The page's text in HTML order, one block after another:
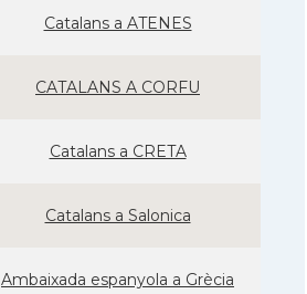
Catalans a ATENES
CATALANS A CORFU
Catalans a CRETA
Catalans a Salonica
Ambaixada espanyola a Grècia